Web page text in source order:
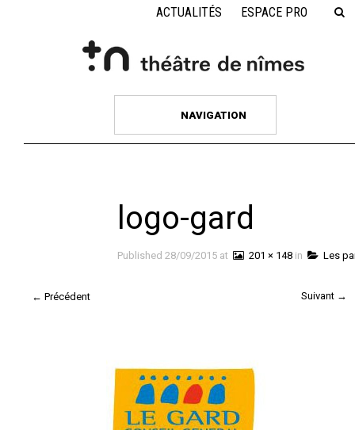
ACTUALITÉS ESPACE PRO
NAVIGATION
logo-gard
Published 28/09/2015at 201 × 148in Les
← Précédent Suivant →